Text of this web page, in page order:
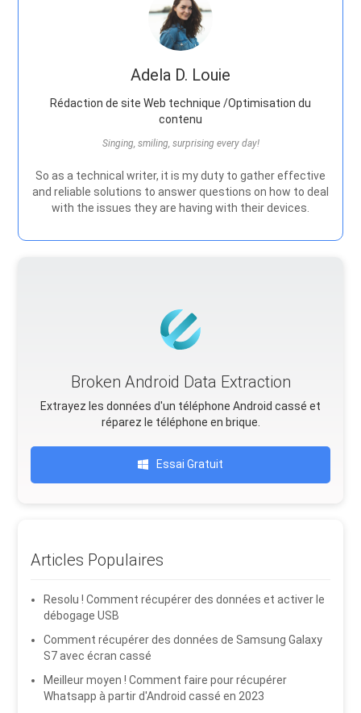
Adela D. Louie
Rédaction de site Web technique /Optimisation du
contenu
Singing, smiling, surprising every day!
So as a technical writer, it is my duty to gather effective
and reliable solutions to answer questions on how to deal
with the issues they are having with their devices.
Broken Android Data Extraction
Extrayez les données d'un téléphone Android cassé et
réparez le téléphone en brique.
Essai Gratuit
Articles Populaires
Resolu ! Comment récupérer des données et activer le
débogage USB
Comment récupérer des données de Samsung Galaxy
S7 avec écran cassé
Meilleur moyen ! Comment faire pour récupérer
Whatsapp à partir d'Android cassé en 2023